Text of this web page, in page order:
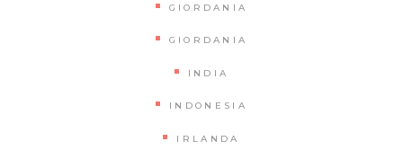
GIORDANIA
GIORDANIA
INDIA
INDONESIA
IRLANDA